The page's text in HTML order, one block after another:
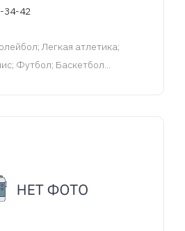
34-42
Легкая атлетика;
Футбол; Баскетбол...